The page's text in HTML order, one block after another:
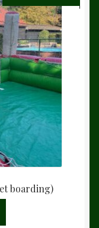
boarding)